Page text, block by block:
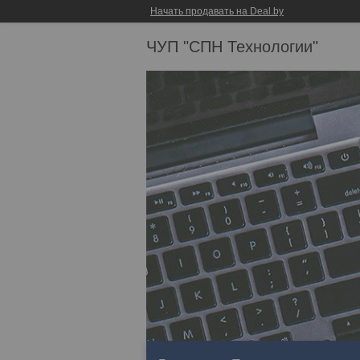
Начать продавать на Deal.by
ЧУП "СПН Технологии"